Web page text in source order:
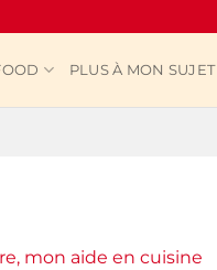
PLUS À MON SUJET
mon aide en cuisine